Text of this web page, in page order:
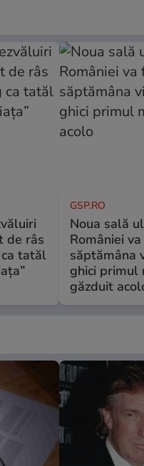
de râs
tatăl
GSP.RO
Noua sală
României
săptămâna
ghici primul
găzduit